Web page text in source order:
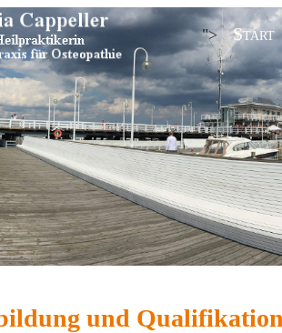
"> Start
und